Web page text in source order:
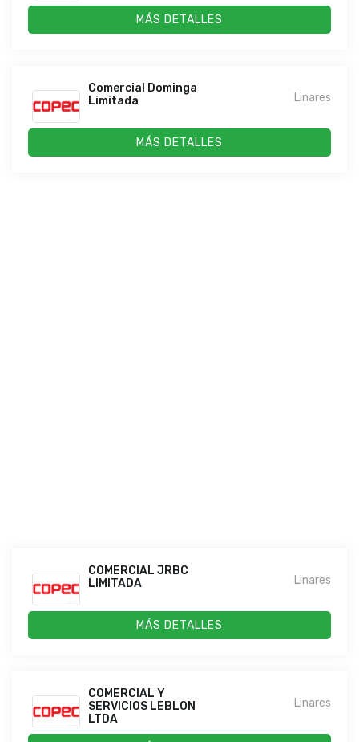
MÁS DETALLES
Comercial Dominga
Limitada
Linares
MÁS DETALLES
COMERCIAL JRBC
LIMITADA
Linares
MÁS DETALLES
COMERCIAL Y
SERVICIOS LEBLON
LTDA
Linares